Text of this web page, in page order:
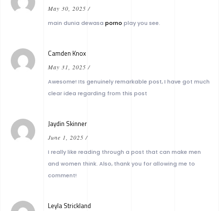
May 30, 2025 /
main dunia dewasa porno play you see.
Camden Knox
May 31, 2025 /
Awesome! Its genuinely remarkable post, I have got much
clear idea regarding from this post
Jaydin Skinner
June 1, 2025 /
I really like reading through a post that can make men
and women think. Also, thank you for allowing me to
comment!
Leyla Strickland